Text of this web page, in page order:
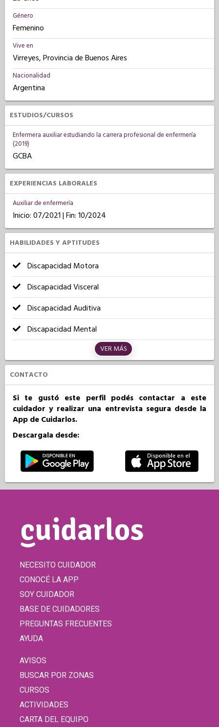
Género
Femenino
Vive en
Virreyes, Provincia de Buenos Aires
Nacionalidad
Argentina
ESTUDIOS/CURSOS
Enfermera auxiliar estudiando la carrera profesional de enfermería
(2019)
GCBA
EXPERIENCIAS LABORALES
Auxiliar de enfermería
Inicio: 07/2021 | Fin: 10/2024
HABILIDADES Y APTITUDES
Discapacidad Motora
Discapacidad Visceral
Discapacidad Auditiva
Discapacidad Mental
VER MÁS
CONTACTO
Si te gustó este perfil podés contactar a este
cuidador y realizar una entrevista segura desde la
App de Cuidarlos.
Descargala desde:
NECESITO CUIDADOR
CONOCÉ LA APP
SOY CUIDADOR
BASE DE CUIDADORES
PREGUNTAS FRECUENTES
AYUDA
AVISOS
BUSCAR POR ZONAS
CURSOS
ACTIVIDADES
CARTA DEL EQUIPO